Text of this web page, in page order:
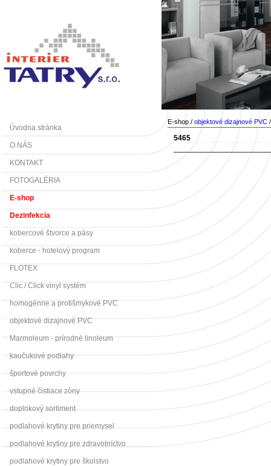
Úvodna stránka
O NÁS
KONTAKT
FOTOGALÉRIA
E-shop
Dezinfekcia
kobercové štvorce a pásy
koberce - hotelový program
FLOTEX
Clic / Click vinyl systém
homogénne a protišmykové PVC
objektové dizajnové PVC
Marmoleum - prírodné linoleum
kaučukové podlahy
športové povrchy
vstupné čistiace zóny
doplnkový sortiment
podlahové krytiny pre priemysel
podlahové krytiny pre zdravotníctvo
podlahové krytiny pre školstvo
E-shop / objektové dizajnové PVC
5465